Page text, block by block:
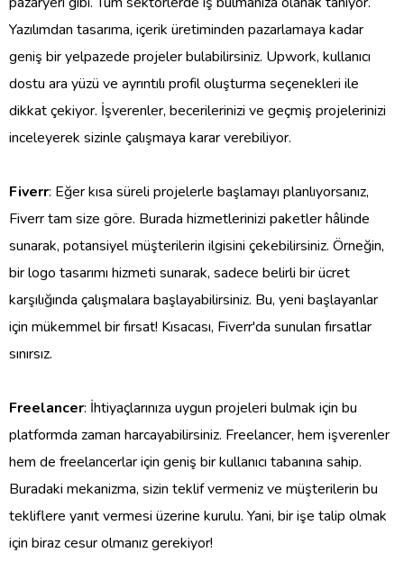
Yazılımdan tasarıma, içerik üretiminden pazarlamaya kadar
geniş bir yelpazede projeler bulabilirsiniz. Upwork, kullanıcı
dostu ara yüzü ve ayrıntılı profil oluşturma seçenekleri ile
dikkat çekiyor. İşverenler, becerilerinizi ve geçmiş projelerinizi
inceleyerek sizinle çalışmaya karar verebiliyor.
Fiverr: Eğer kısa süreli projelerle başlamayı planlıyorsanız,
Fiverr tam size göre. Burada hizmetlerinizi paketler hâlinde
sunarak, potansiyel müşterilerin ilgisini çekebilirsiniz. Örneğin,
bir logo tasarımı hizmeti sunarak, sadece belirli bir ücret
karşılığında çalışmalara başlayabilirsiniz. Bu, yeni başlayanlar
için mükemmel bir fırsat! Kısacası, Fiverr'da sunulan fırsatlar
sınırsız.
Freelancer: İhtiyaçlarınıza uygun projeleri bulmak için bu
platformda zaman harcayabilirsiniz. Freelancer, hem işverenler
hem de freelancerlar için geniş bir kullanıcı tabanına sahip.
Buradaki mekanizma, sizin teklif vermeniz ve müşterilerin bu
tekliflere yanıt vermesi üzerine kurulu. Yani, bir işe talip olmak
için biraz cesur olmanız gerekiyor!